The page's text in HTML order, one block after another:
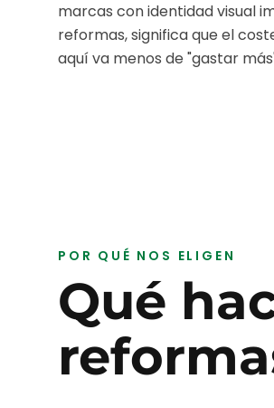
marcas con identidad visual
reformas, significa que el
aquí va menos de "gastar
POR QUÉ NOS ELIGEN
Qué